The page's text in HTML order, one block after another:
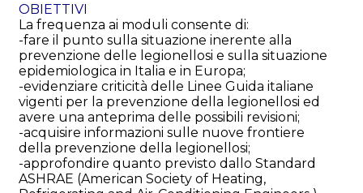
OBIETTIVI
La frequenza ai moduli consente di:
-fare il punto sulla situazione inerente alla
prevenzione delle legionellosi e sulla situazione
epidemiologica in Italia e in Europa;
-evidenziare criticità delle Linee Guida italiane
vigenti per la prevenzione della legionellosi ed
avere una anteprima delle possibili revisioni;
-acquisire informazioni sulle nuove frontiere
della prevenzione della legionellosi;
-approfondire quanto previsto dallo Standard
ASHRAE (American Society of Heating,